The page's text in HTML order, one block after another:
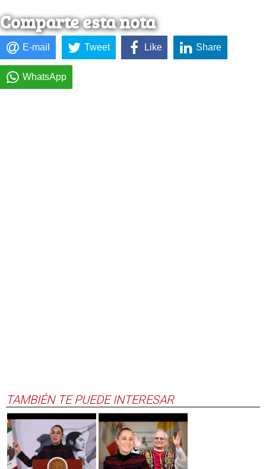
Comparte esta nota
E-mail Tweet Like Share
WhatsApp
TAMBIÉN TE PUEDE INTERESAR